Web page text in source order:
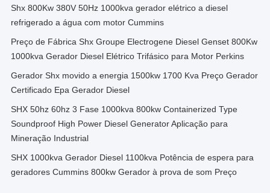
Shx 800Kw 380V 50Hz 1000kva gerador elétrico a diesel
refrigerado a água com motor Cummins
Preço de Fábrica Shx Groupe Electrogene Diesel Genset 800Kw
1000kva Gerador Diesel Elétrico Trifásico para Motor Perkins
Gerador Shx movido a energia 1500kw 1700 Kva Preço Gerador
Certificado Epa Gerador Diesel
SHX 50hz 60hz 3 Fase 1000kva 800kw Containerized Type
Soundproof High Power Diesel Generator Aplicação para
Mineração Industrial
SHX 1000kva Gerador Diesel 1100kva Potência de espera para
geradores Cummins 800kw Gerador à prova de som Preço